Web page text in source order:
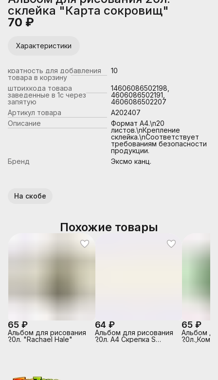
склейка "Карта сокровищ"
70 ₽
Характеристики
кратность для добавления
товара в корзину
10
штрихкода товара
заведенные в 1с через
запятую
14606086502198,
4606086502191,
4606086502207
Артикул товара
А202407
Описание
Формат А4.\n20
листов.\nКрепление
склейка.\nСоответствует
требованиям безопасности
продукции.
Бренд
Эксмо канц.
На скобе
Похожие товары
65 ₽
Альбом для рисования
20л. "Rachael Hale"
64 ₽
Альбом для рисования
20л. А4 Скрепка S
65 ₽
Альбом д/